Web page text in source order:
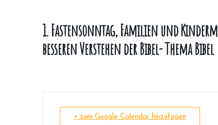
1. Fastensonntag, Familien und
besseren Verstehen der Bibel- Thema Bibel
+ zum Google Calendar hinzufügen